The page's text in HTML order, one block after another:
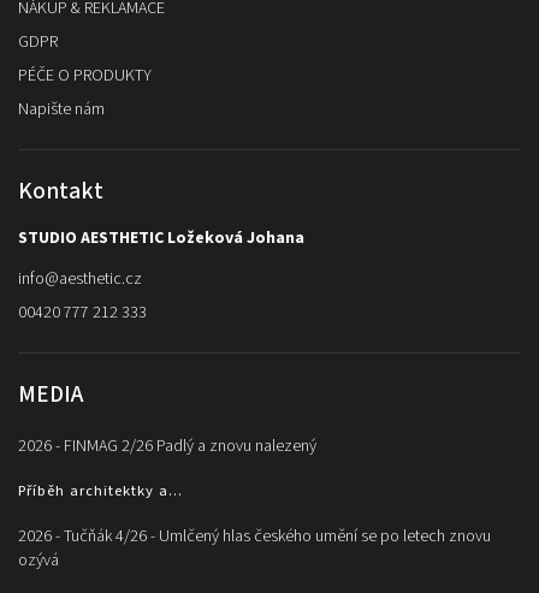
NÁKUP & REKLAMACE
GDPR
PÉČE O PRODUKTY
Napište nám
Kontakt
STUDIO AESTHETIC Ložeková Johana
info@aesthetic.cz
00420 777 212 333
MEDIA
2026 - FINMAG 2/26 Padlý a znovu nalezený
Příběh architektky a...
2026 - Tučňák 4/26 - Umlčený hlas českého umění se po letech znovu
ozývá